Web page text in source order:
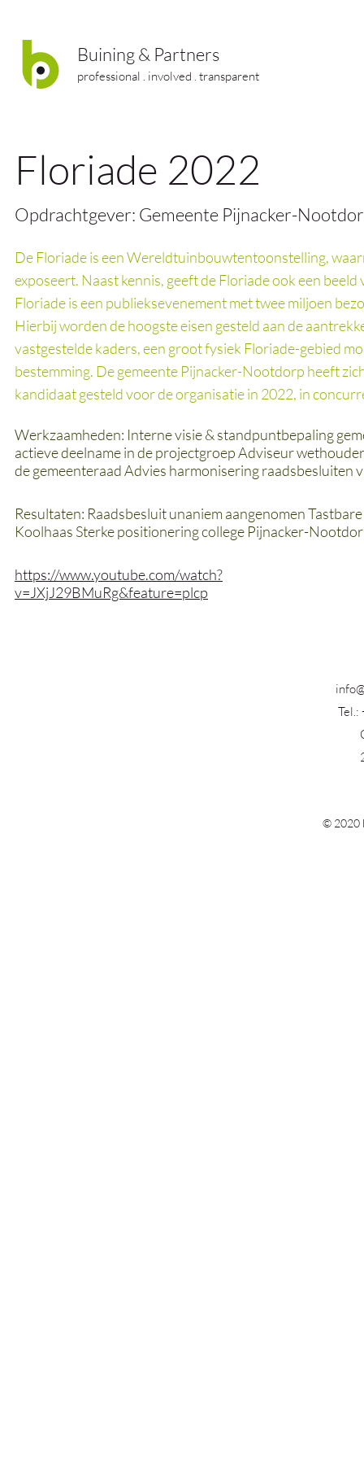
Buining & Partners
professional . involved . transparent
Floriade 2022
Opdrachtgever: Gemeente Pijnacker-
De Floriade is een Wereldtuinbouwtentoonstelling,
exposeert. Naast kennis, geeft de Floriade ook een
Floriade is een publieksevenement met twee miljoen
Hierbij worden de hoogste eisen gesteld aan de
vastgestelde kaders, een groot fysiek Floriade-gebied
bestemming. De gemeente Pijnacker-Nootdorp heeft
kandidaat gesteld voor de organisatie in 2022, in
Werkzaamheden: Interne visie & standpuntbepaling
actieve deelname in de projectgroep Adviseur
de gemeenteraad Advies harmonisering raadsbesluiten
Resultaten: Raadsbesluit unaniem aangenomen
Koolhaas Sterke positionering college Pijnacker-
https://www.youtube.com/watch?
v=JXjJ29BMuRg&feature=plcp
© 2020